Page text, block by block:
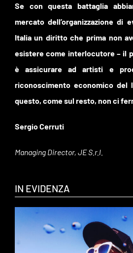
Se con questa battaglia
mercato dell’organizzazione di
Italia un diritto che prima non
esistere come interlocutore – il
è assicurare ad artisti e
riconoscimento economico del
questo, come sul resto, non ci
Sergio Cerruti
Managing Director, JE S.r.l.
IN EVIDENZA